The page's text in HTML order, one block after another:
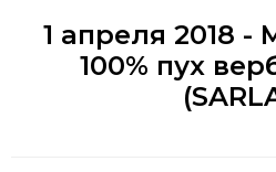
1 апреля 2018 -
100% пух